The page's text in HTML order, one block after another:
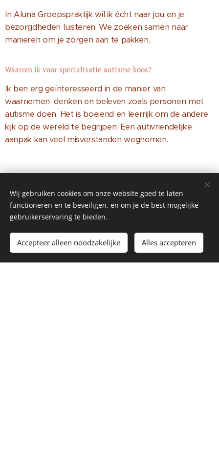
In Aluna Groepspraktijk wil ik écht naar jou en je
bezorgdheden luisteren. We zoeken samen naar
manieren om je zorgen aan te pakken.
Waarom ik voor specialisatie autisme koos?
Ik ben erg geïnteresseerd in de manier van
waarnemen, denken en beleven zoals personen met
autisme doen. Het is boeiend en leerrijk om de andere
kijk op de wereld te begrijpen. Een autivriendelijke
aanpak kan veel misverstanden wegnemen.
Uniek denken maakt de
wereld rijker!
Wij gebruiken cookies om onze website goed te laten
functioneren en te beveiligen, en om je de best mogelijke
gebruikerservaring te bieden.
Accepteer alleen noodzakelijke Alles accepteren